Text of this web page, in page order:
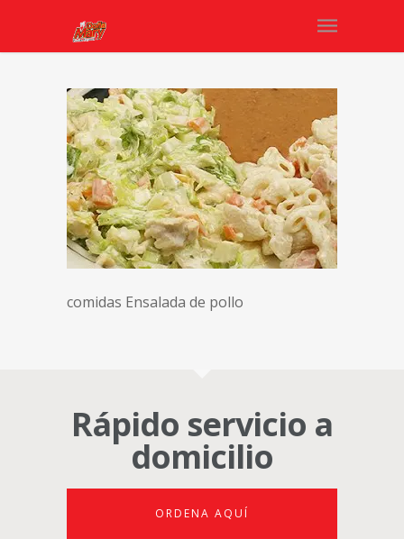
comidas Ensalada de pollo
Rápido servicio a
domicilio
ORDENA AQUÍ